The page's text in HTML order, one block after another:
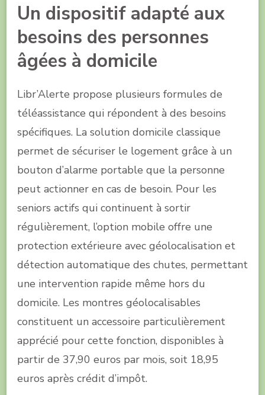
Un dispositif adapté aux
besoins des personnes
âgées à domicile
Libr’Alerte propose plusieurs formules de
téléassistance qui répondent à des besoins
spécifiques. La solution domicile classique
permet de sécuriser le logement grâce à un
bouton d’alarme portable que la personne
peut actionner en cas de besoin. Pour les
seniors actifs qui continuent à sortir
régulièrement, l’option mobile offre une
protection extérieure avec géolocalisation et
détection automatique des chutes, permettant
une intervention rapide même hors du
domicile. Les montres géolocalisables
constituent un accessoire particulièrement
apprécié pour cette fonction, disponibles à
partir de 37,90 euros par mois, soit 18,95
euros après crédit d’impôt.